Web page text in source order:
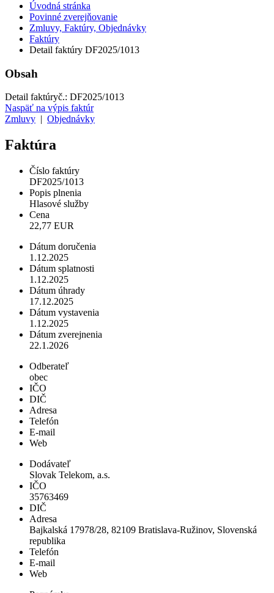
Úvodná stránka
Povinné zverejňovanie
Zmluvy, Faktúry, Objednávky
Faktúry
Detail faktúry DF2025/1013
Obsah
Detail faktúryč.: DF2025/1013
Naspäť na výpis faktúr
Zmluvy
Objednávky
Faktúra
Číslo faktúry
DF2025/1013
Popis plnenia
Hlasové služby
Cena
22,77 EUR
Dátum doručenia
1.12.2025
Dátum splatnosti
1.12.2025
Dátum úhrady
17.12.2025
Dátum vystavenia
1.12.2025
Dátum zverejnenia
22.1.2026
Odberateľ
obec
IČO
DIČ
Adresa
Telefón
E-mail
Web
Dodávateľ
Slovak Telekom, a.s.
IČO
35763469
DIČ
Adresa
Bajkalská 17978/28, 82109 Bratislava-Ružinov, Slovenská
republika
Telefón
E-mail
Web